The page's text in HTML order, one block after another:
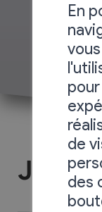
Judo-
En
de
des